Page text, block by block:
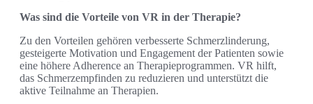
Was sind die Vorteile von VR in der Therapie?
Zu den Vorteilen gehören verbesserte Schmerzlinderung,
gesteigerte Motivation und Engagement der Patienten sowie
eine höhere Adherence an Therapieprogrammen. VR hilft,
das Schmerzempfinden zu reduzieren und unterstützt die
aktive Teilnahme an Therapien.